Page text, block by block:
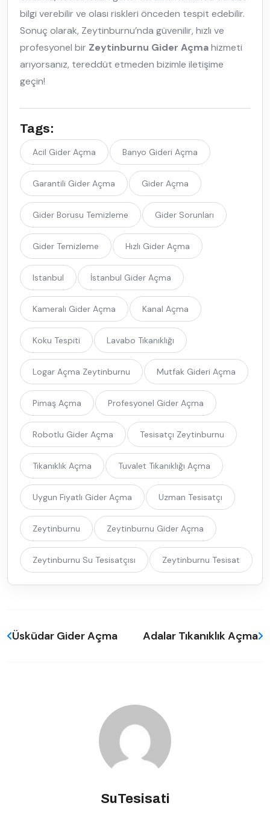
bilgi verebilir ve olası riskleri önceden tespit edebilir.
Sonuç olarak, Zeytinburnu’nda güvenilir, hızlı ve
profesyonel bir Zeytinburnu Gider Açmahizmeti
arıyorsanız, tereddüt etmeden bizimle iletişime
geçin!
Tags:
Acil Gider Açma Banyo Gideri Açma
Garantili Gider Açma Gider Açma
Gider Borusu Temizleme Gider Sorunları
Gider Temizleme Hızlı Gider Açma
Istanbul İstanbul Gider Açma
Kameralı Gider Açma Kanal Açma
Koku Tespiti Lavabo Tıkanıklığı
Logar Açma Zeytinburnu Mutfak Gideri Açma
Pimaş Açma Profesyonel Gider Açma
Robotlu Gider Açma Tesisatçı Zeytinburnu
Tıkanıklık Açma Tuvalet Tıkanıklığı Açma
Uygun Fiyatlı Gider Açma Uzman Tesisatçı
Zeytinburnu Zeytinburnu Gider Açma
Zeytinburnu Su Tesisatçısı Zeytinburnu Tesisat
Üsküdar Gider Açma Adalar Tıkanıklık Açma
SuTesisati